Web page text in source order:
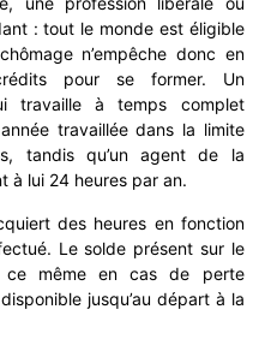
: tout le monde est éligible
n’empêche donc en
pour se former. Un
travaille à temps complet
travaillée dans la limite
tandis qu’un agent de la
à lui 24 heures par an.
des heures en fonction
Le solde présent sur le
ce même en cas de perte
jusqu’au départ à la